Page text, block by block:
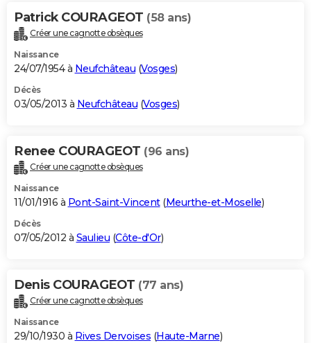
Patrick COURAGEOT (58 ans)
Créer une cagnotte obsèques
Naissance
24/07/1954 à Neufchâteau (Vosges)
Décès
03/05/2013 à Neufchâteau (Vosges)
Renee COURAGEOT (96 ans)
Créer une cagnotte obsèques
Naissance
11/01/1916 à Pont-Saint-Vincent(Meurthe-et-Moselle)
Décès
07/05/2012 à Saulieu (Côte-d'Or)
Denis COURAGEOT (77 ans)
Créer une cagnotte obsèques
Naissance
29/10/1930 à Rives Dervoises (Haute-Marne)